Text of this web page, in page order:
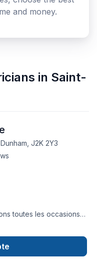
and money.
in Saint-
J2K 2Y3
toutes les occasions
pour notre
de nos services. Nous
se dépasser et de